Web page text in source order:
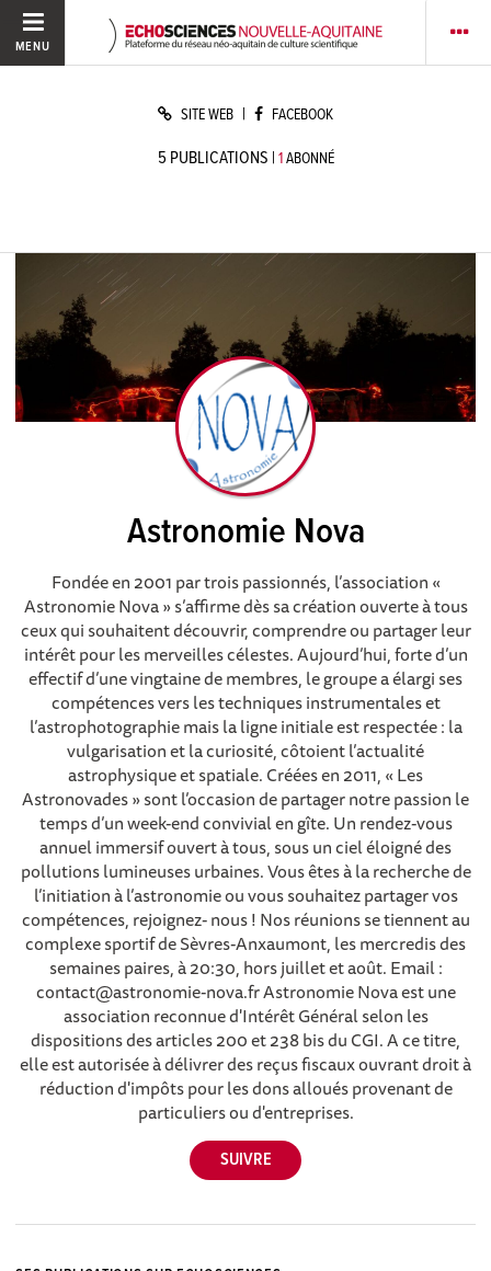
MENU
SITE WEB | FACEBOOK
5 PUBLICATIONS | 1ABONNÉ
Astronomie Nova
Fondée en 2001 par trois passionnés, l’association «
Astronomie Nova » s’affirme dès sa création ouverte à tous
ceux qui souhaitent découvrir, comprendre ou partager leur
intérêt pour les merveilles célestes. Aujourd’hui, forte d’un
effectif d’une vingtaine de membres, le groupe a élargi ses
compétences vers les techniques instrumentales et
l’astrophotographie mais la ligne initiale est respectée : la
vulgarisation et la curiosité, côtoient l’actualité
astrophysique et spatiale. Créées en 2011, « Les
Astronovades » sont l’occasion de partager notre passion le
temps d’un week-end convivial en gîte. Un rendez-vous
annuel immersif ouvert à tous, sous un ciel éloigné des
pollutions lumineuses urbaines. Vous êtes à la recherche de
l’initiation à l’astronomie ou vous souhaitez partager vos
compétences, rejoignez- nous ! Nos réunions se tiennent au
complexe sportif de Sèvres-Anxaumont, les mercredis des
semaines paires, à 20:30, hors juillet et août. Email :
contact@astronomie-nova.fr Astronomie Nova est une
association reconnue d'Intérêt Général selon les
dispositions des articles 200 et 238 bis du CGI. A ce titre,
elle est autorisée à délivrer des reçus fiscaux ouvrant droit à
réduction d'impôts pour les dons alloués provenant de
particuliers ou d'entreprises.